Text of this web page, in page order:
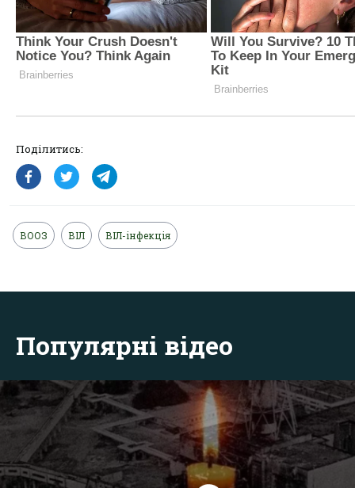
Поділитись:
ВООЗ ВІЛ ВІЛ-інфекція
Популярні відео